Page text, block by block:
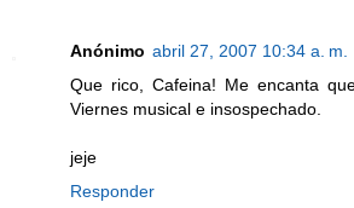
Anónimo abril 27, 2007 10:34 a. m.
Que rico, Cafeina! Me encanta
Viernes musical e insospechado.
jeje
Responder